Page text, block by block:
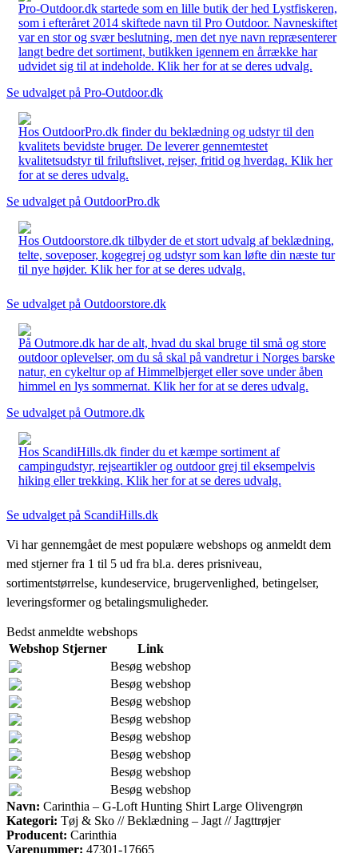
Pro-Outdoor.dk startede som en lille butik der hed Lystfiskeren,
som i efteråret 2014 skiftede navn til Pro Outdoor. Navneskiftet
var en stor og svær beslutning, men det nye navn repræsenterer
langt bedre det sortiment, butikken igennem en årrække har
udvidet sig til at indeholde. Klik her for at se deres udvalg.
Se udvalget på Pro-Outdoor.dk
Hos OutdoorPro.dk finder du beklædning og udstyr til den
kvalitets bevidste bruger. De leverer gennemtestet
kvalitetsudstyr til friluftslivet, rejser, fritid og hverdag. Klik her
for at se deres udvalg.
Se udvalget på OutdoorPro.dk
Hos Outdoorstore.dk tilbyder de et stort udvalg af beklædning,
telte, soveposer, kogegrej og udstyr som kan løfte din næste tur
til nye højder. Klik her for at se deres udvalg.
Se udvalget på Outdoorstore.dk
På Outmore.dk har de alt, hvad du skal bruge til små og store
outdoor oplevelser, om du så skal på vandretur i Norges barske
natur, en cykeltur op af Himmelbjerget eller sove under åben
himmel en lys sommernat. Klik her for at se deres udvalg.
Se udvalget på Outmore.dk
Hos ScandiHills.dk finder du et kæmpe sortiment af
campingudstyr, rejseartikler og outdoor grej til eksempelvis
hiking eller trekking. Klik her for at se deres udvalg.
Se udvalget på ScandiHills.dk
Vi har gennemgået de mest populære webshops og anmeldt dem
med stjerner fra 1 til 5 ud fra bl.a. deres prisniveau,
sortimentstørrelse, kundeservice, brugervenlighed, betingelser,
leveringsformer og betalingsmuligheder.
Bedst anmeldte webshops
Webshop Stjerner
Link
Besøg webshop
Besøg webshop
Besøg webshop
Besøg webshop
Besøg webshop
Besøg webshop
Besøg webshop
Besøg webshop
Navn: Carinthia – G-Loft Hunting Shirt Large Olivengrøn
Kategori: Tøj & Sko // Beklædning – Jagt // Jagttrøjer
Producent: Carinthia
Varenummer: 47301-17665